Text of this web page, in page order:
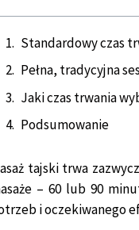
Standardowy czas
Pełna, tradycyjna
Jaki czas trwania
Podsumowanie
tajski trwa
– 60 lub 90
i oczekiwanego